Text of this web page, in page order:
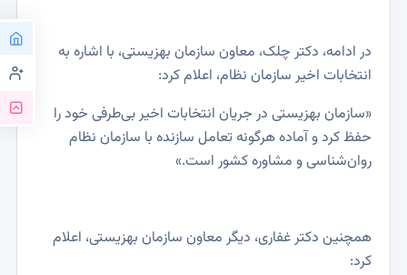
در ادامه، دکتر چلک، معاون سازمان بهزیستی، با اشاره به
انتخابات اخیر سازمان نظام، اعلام کرد:
«سازمان بهزیستی در جریان انتخابات اخیر بی‌طرفی خود را
حفظ کرد و آماده هرگونه تعامل سازنده با سازمان نظام
روان‌شناسی و مشاوره کشور است.»
همچنین دکتر غفاری، دیگر معاون سازمان بهزیستی، اعلام
کرد: